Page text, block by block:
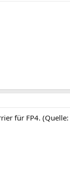
für FP4. (Quelle: